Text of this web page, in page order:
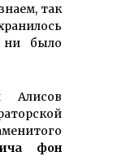
так
было
Алисов
фон